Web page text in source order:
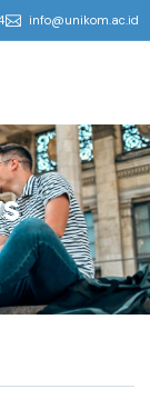
info@unikom.ac.id